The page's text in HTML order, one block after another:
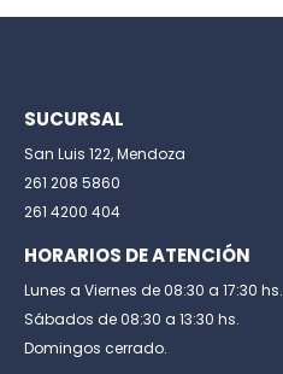
SUCURSAL
San Luis 122, Mendoza
261 208 5860
261 4200 404
HORARIOS DE ATENCIÓN
Lunes a Viernes de 08:30 a 17:30 hs.
Sábados de 08:30 a 13:30 hs.
Domingos cerrado.